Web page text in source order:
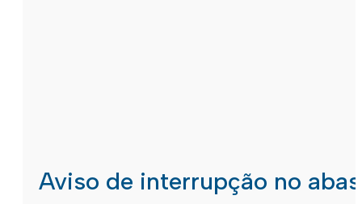
Aviso de interrupção no